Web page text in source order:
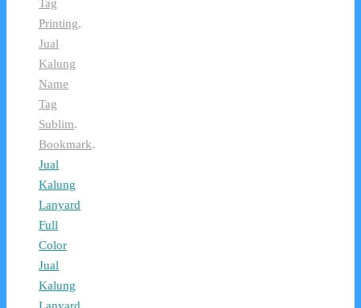
Tag
Printing,
Jual
Kalung
Name
Tag
Sublim.
Bookmark.
Jual
Kalung
Lanyard
Full
Color
Jual
Kalung